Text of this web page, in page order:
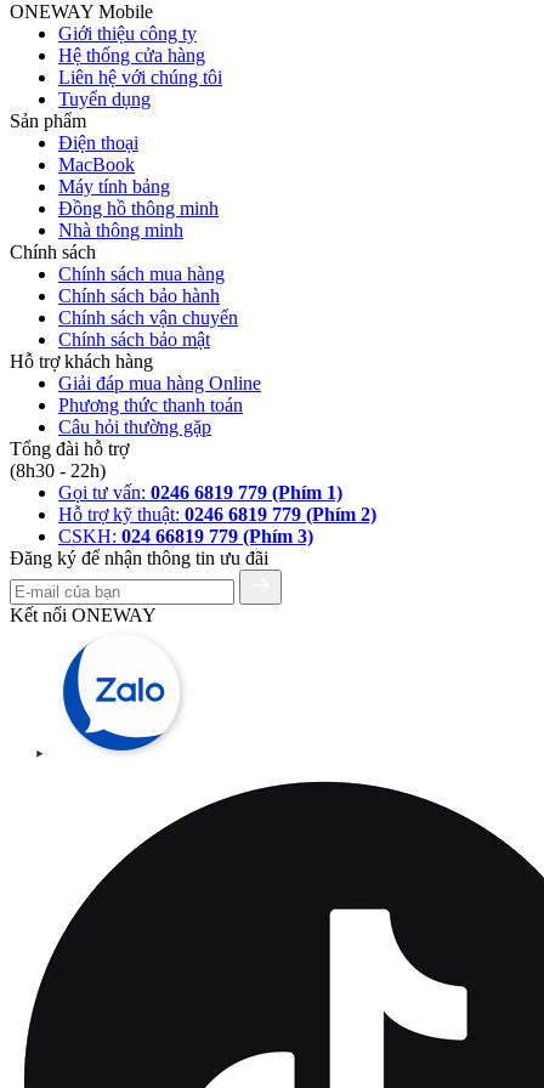
ONEWAY Mobile
Giới thiệu công ty
Hệ thống cửa hàng
Liên hệ với chúng tôi
Tuyển dụng
Sản phẩm
Điện thoại
MacBook
Máy tính bảng
Đồng hồ thông minh
Nhà thông minh
Chính sách
Chính sách mua hàng
Chính sách bảo hành
Chính sách vận chuyển
Chính sách bảo mật
Hỗ trợ khách hàng
Giải đáp mua hàng Online
Phương thức thanh toán
Câu hỏi thường gặp
Tổng đài hỗ trợ
(8h30 - 22h)
Gọi tư vấn: 0246 6819 779 (Phím 1)
Hỗ trợ kỹ thuật: 0246 6819 779 (Phím 2)
CSKH: 024 66819 779 (Phím 3)
Đăng ký để nhận thông tin ưu đãi
Kết nối ONEWAY